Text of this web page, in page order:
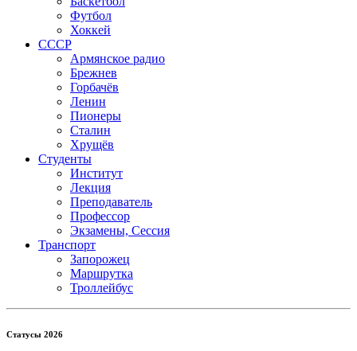
Футбол
Хоккей
СССР
Армянское радио
Брежнев
Горбачёв
Ленин
Пионеры
Сталин
Хрущёв
Студенты
Институт
Лекция
Преподаватель
Профессор
Экзамены, Сессия
Транспорт
Запорожец
Маршрутка
Троллейбус
Статуcы 2026